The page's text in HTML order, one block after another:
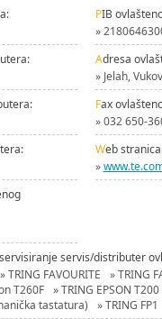
PIB
»
Adresa
» Jelah,
Fax
» 032 650-
Web
»
servis/distributer
» TRING FAVOURITE
» TRING
T260F
» TRING EPSON T200
tastatura)
» TRING FP1